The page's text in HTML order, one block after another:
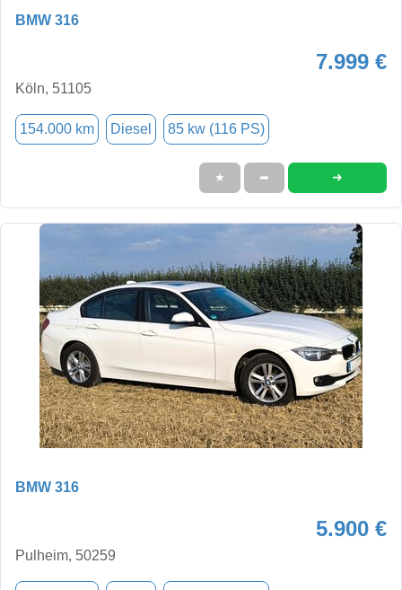
BMW 316
7.999 €
Köln, 51105
154.000 km Diesel 85 kw (116 PS)
★ ➦ ➜
BMW 316
5.900 €
Pulheim, 50259